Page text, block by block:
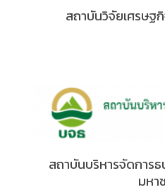
สถาบันวิจัยเศรษ
สถาบันบริหารจัดการ
มหา